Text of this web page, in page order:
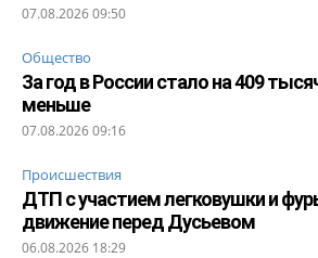
07.08.2026 09:50
Общество
За год в России стало на 409
меньше
07.08.2026 09:16
Происшествия
ДТП с участием легковушки и
движение перед Дусьевом
06.08.2026 18:29